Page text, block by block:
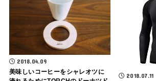
2018.04.09
美味しいコーヒーをシャレオツに
2018.07.11